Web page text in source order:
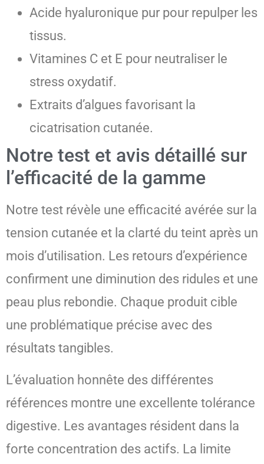
Acide hyaluronique pur pour repulper les
tissus.
Vitamines C et E pour neutraliser le
stress oxydatif.
Extraits d’algues favorisant la
cicatrisation cutanée.
Notre test et avis détaillé sur
l’efficacité de la gamme
Notre test révèle une efficacité avérée sur la
tension cutanée et la clarté du teint après un
mois d’utilisation. Les retours d’expérience
confirment une diminution des ridules et une
peau plus rebondie. Chaque produit cible
une problématique précise avec des
résultats tangibles.
L’évaluation honnête des différentes
références montre une excellente tolérance
digestive. Les avantages résident dans la
forte concentration des actifs. La limite